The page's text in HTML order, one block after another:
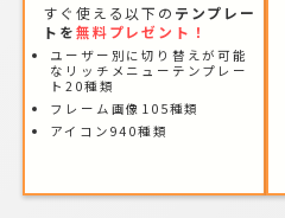
すぐ使える以下の テンプレー
トを無料プレゼント！
ユーザー別に切り替えが可能
なリッチメニューテンプレー
ト20種類
フレーム画像105種類
アイコン940種類